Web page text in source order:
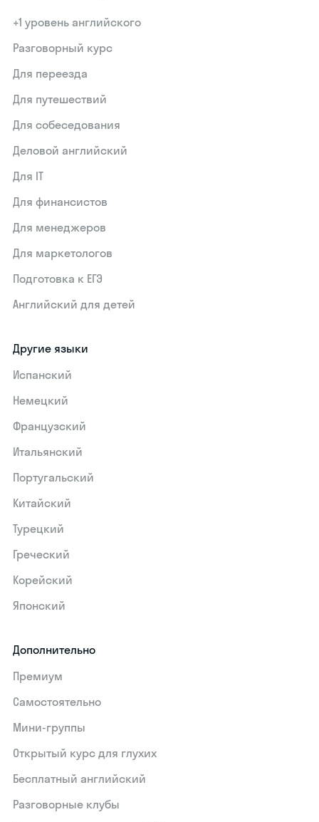
+1 уровень английского
Разговорный курс
Для переезда
Для путешествий
Для собеседования
Деловой английский
Для IT
Для финансистов
Для менеджеров
Для маркетологов
Подготовка к ЕГЭ
Английский для детей
Другие языки
Испанский
Немецкий
Французский
Итальянский
Португальский
Китайский
Турецкий
Греческий
Корейский
Японский
Дополнительно
Премиум
Самостоятельно
Мини-группы
Открытый курс для глухих
Бесплатный английский
Разговорные клубы